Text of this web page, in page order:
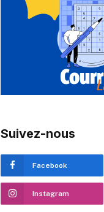
Suivez-nous
Facebook
Instagram